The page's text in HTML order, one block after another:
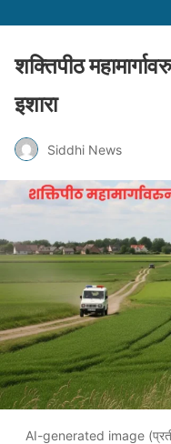
शक्तिपीठ
इशारा
Siddhi News
AI-generated image